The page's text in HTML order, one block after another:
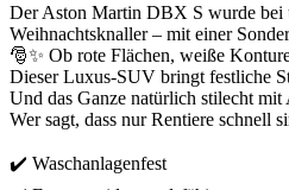
Der Aston Martin DBX S wurde bei
Weihnachtsknaller – mit einer
🎅✨ Ob rote Flächen, weiße
Dieser Luxus-SUV bringt festliche
Und das Ganze natürlich stilecht
Wer sagt, dass nur Rentiere schnell
✔️ Waschanlagenfest